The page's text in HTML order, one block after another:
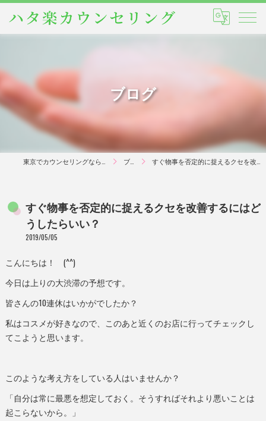
ブログ
ブログ すぐ物事を否定的に捉えるクセを改善するにはどうしたらいい？
すぐ物事を否定的に捉えるクセを改善するにはど
うしたらいい？
2019/05/05
こんにちは！ (^^)
今日は上りの大渋滞の予想です。
皆さんの10連休はいかがでしたか？
私はコスメが好きなので、このあと近くのお店に行ってチェックし
てこようと思います。
このような考え方をしている人はいませんか？
「自分は常に最悪を想定しておく。そうすればそれより悪いことは
起こらないから。」